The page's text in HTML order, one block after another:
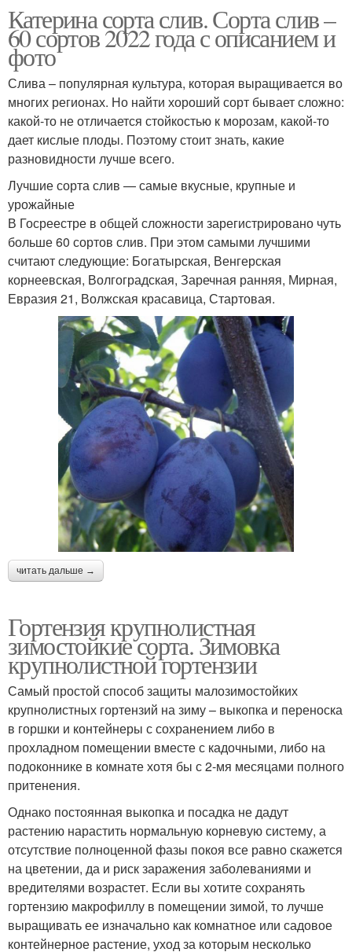
Катерина сорта слив. Сорта слив –
60 сортов 2022 года с описанием и
фото
Слива – популярная культура, которая выращивается во
многих регионах. Но найти хороший сорт бывает сложно:
какой-то не отличается стойкостью к морозам, какой-то
дает кислые плоды. Поэтому стоит знать, какие
разновидности лучше всего.
Лучшие сорта слив — самые вкусные, крупные и
урожайные
В Госреестре в общей сложности зарегистрировано чуть
больше 60 сортов слив. При этом самыми лучшими
считают следующие: Богатырская, Венгерская
корнеевская, Волгоградская, Заречная ранняя, Мирная,
Евразия 21, Волжская красавица, Стартовая.
читать дальше →
Гортензия крупнолистная
зимостойкие сорта. Зимовка
крупнолистной гортензии
Самый простой способ защиты малозимостойких
крупнолистных гортензий на зиму – выкопка и переноска
в горшки и контейнеры с сохранением либо в
прохладном помещении вместе с кадочными, либо на
подоконнике в комнате хотя бы с 2-мя месяцами полного
притенения.
Однако постоянная выкопка и посадка не дадут
растению нарастить нормальную корневую систему, а
отсутствие полноценной фазы покоя все равно скажется
на цветении, да и риск заражения заболеваниями и
вредителями возрастет. Если вы хотите сохранять
гортензию макрофиллу в помещении зимой, то лучше
выращивать ее изначально как комнатное или садовое
контейнерное растение, уход за которым несколько